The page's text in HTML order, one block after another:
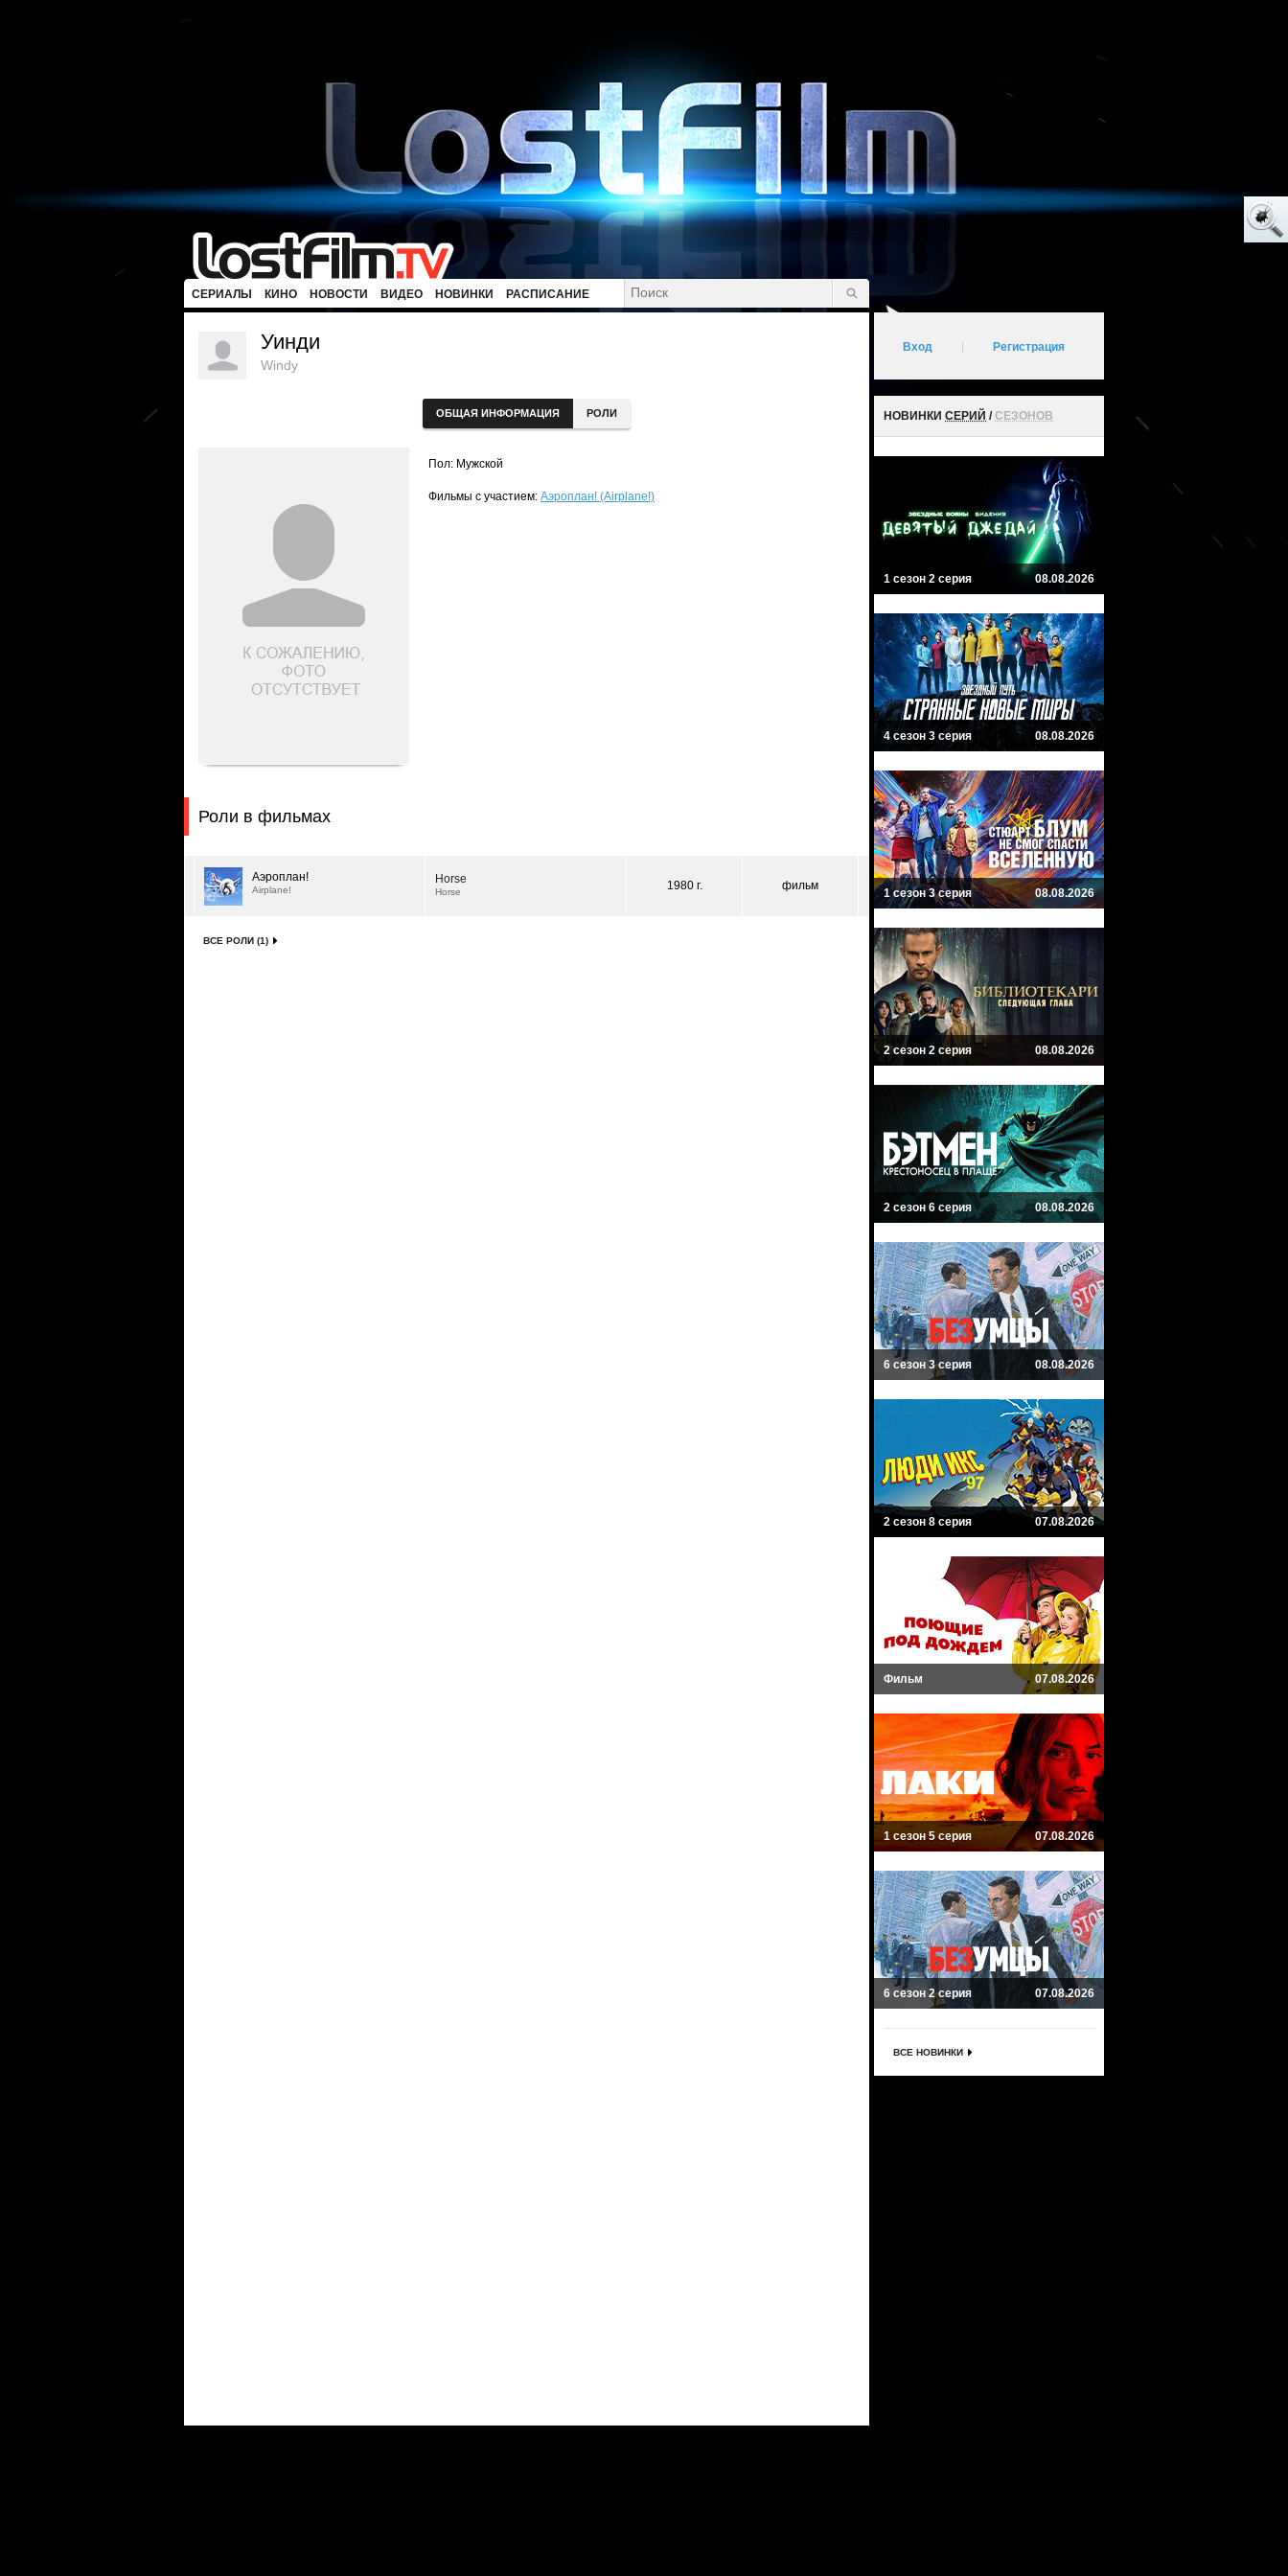
СЕРИАЛЫ КИНО НОВОСТИ ВИДЕО НОВИНКИ РАСПИСАНИЕ
Уинди
Windy
ОБЩАЯ ИНФОРМАЦИЯ РОЛИ
Пол: Мужской
Фильмы с участием: Аэроплан! (Airplane!)
Роли в фильмах
Аэроплан!
Airplane!
Horse
Horse 1980 г. фильм
ВСЕ РОЛИ (1)
Вход Регистрация
НОВИНКИ СЕРИЙ /СЕЗОНОВ
1 сезон 2 серия 08.08.2026
4 сезон 3 серия 08.08.2026
1 сезон 3 серия 08.08.2026
2 сезон 2 серия 08.08.2026
2 сезон 6 серия 08.08.2026
6 сезон 3 серия 08.08.2026
2 сезон 8 серия 07.08.2026
Фильм 07.08.2026
1 сезон 5 серия 07.08.2026
6 сезон 2 серия 07.08.2026
ВСЕ НОВИНКИ